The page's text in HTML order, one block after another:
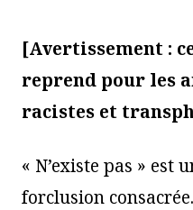
[Avertissement :
reprend pour les
racistes et
« N’existe pas » est
forclusion